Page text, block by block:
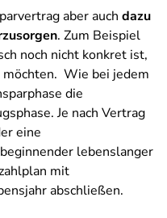
aber auch dazu
. Zum Beispiel
noch nicht konkret ist,
möchten. Wie bei jedem
die
Je nach Vertrag
eine
lebenslanger
mit
abschließen.